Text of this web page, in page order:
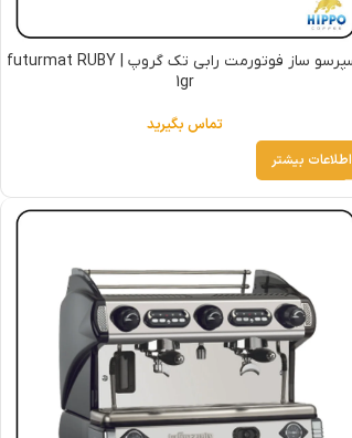
اسپرسو ساز فوتورمت رابی تک گروپ | futurmat RUBY
1gr
تماس بگیرید
اطلاعات بیشتر